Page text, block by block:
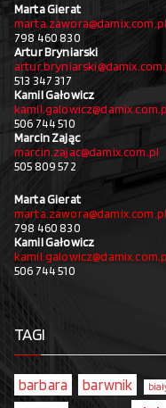
Marta Gierat
marta.zawora@damix.com.pl
798 460 830
Artur Bryniarski
513 347 317
Kamil Gałowicz
506 744 510
Marcin Zając
marcin.zajac@damix.com.pl
505 809 572
Marta Gierat
marta.zawora@damix.com.pl
798 460 830
Kamil Gałowicz
506 744 510
TAGI
barbara barwnik